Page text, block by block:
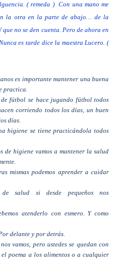
( remeda ) Con una mano me
la otra en la parte de abajo… de la
que no se den cuenta. Pero de ahora en
es tarde dice la maestra Lucero. (
es importante mantener una buena
practica.
fútbol se hace jugando fútbol todos
corriendo todos los días, un buen
días.
higiene se tiene practicándola todos
de higiene vamos a mantener la salud
mismas podemos aprender a cuidar
salud si desde pequeños nos
atenderlo con esmero. Y como
delante y por detrás.
vamos, pero ustedes se quedan con
el poema a los alimentos o a cualquier